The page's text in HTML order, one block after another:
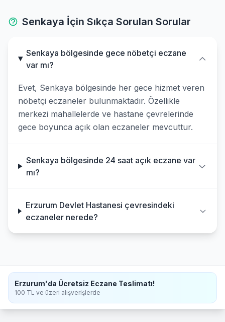
Senkaya İçin Sıkça Sorulan Sorular
Senkaya bölgesinde gece nöbetçi eczane
var mı?
Evet, Senkaya bölgesinde her gece hizmet veren
nöbetçi eczaneler bulunmaktadır. Özellikle
merkezi mahallelerde ve hastane çevrelerinde
gece boyunca açık olan eczaneler mevcuttur.
Senkaya bölgesinde 24 saat açık eczane var
mı?
Erzurum Devlet Hastanesi çevresindeki
eczaneler nerede?
Erzurum'da Ücretsiz Eczane Teslimatı!
100 TL ve üzeri alışverişlerde